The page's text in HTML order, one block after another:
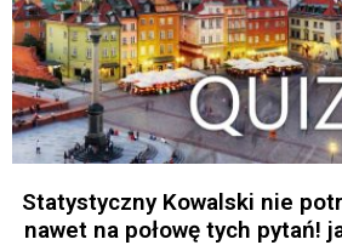
Statystyczny Kowalski nie
nawet na połowę tych pytań!